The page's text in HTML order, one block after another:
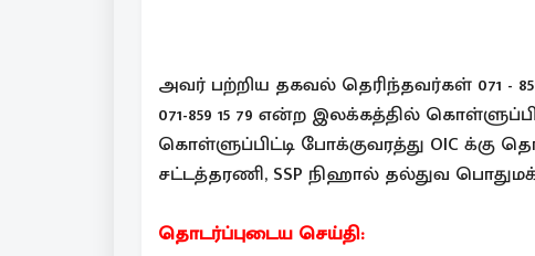
அவர் பற்றிய தகவல் தெரிந்தவர்கள் 071 -
071-859 15 79 என்ற இலக்கத்தில்
கொள்ளுப்பிட்டி போக்குவரத்து OIC
சட்டத்தரணி, SSP நிஹால் தல்துவ
தொடர்ப்புடைய செய்தி: